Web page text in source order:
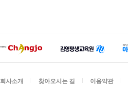
회사소개 찾아오시는 길 이용약관